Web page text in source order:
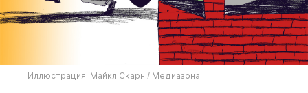
Иллюстрация: Майкл Скарн / Медиазона